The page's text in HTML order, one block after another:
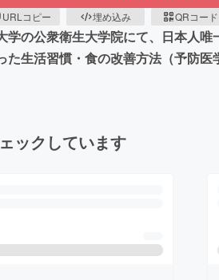
URLコピー 埋め込み QRコード
の公衆衛生大学院にて、日本人
生活習慣・食の改善方法（予防
ックしています